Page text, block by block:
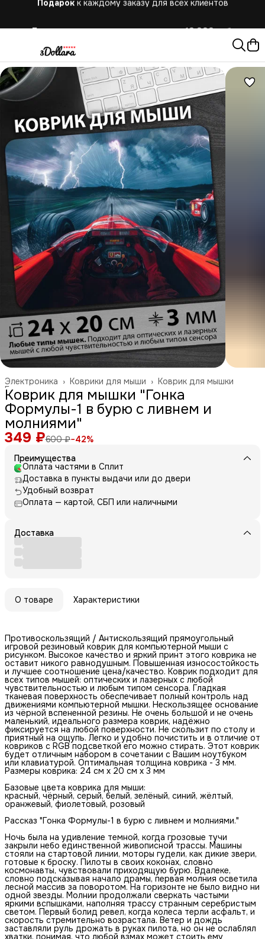
Коврик для мышки
Коврики для мыши ›
Электроника ›
Главная
Коврик для мышки "Гонка
Формулы-1 в бурю с ливнем и
молниями"
349 ₽600 ₽−42%
Преимущества
Оплата частями в Сплит
Доставка в пункты выдачи или до двери
Удобный возврат
Оплата — картой, СБП или наличными
Доставка
О товаре Характеристики
Противоскользящий / Антискользящий прямоугольный
игровой резиновый коврик для компьютерной мыши с
рисунком. Высокое качество и яркий принт этого коврика не
оставит никого равнодушным. Повышенная износостойкость
и лучшее соотношение цена/качество. Коврик подходит для
всех типов мышей: оптических и лазерных с любой
чувствительностью и любым типом сенсора. Гладкая
тканевая поверхность обеспечивает полный контроль над
движениями компьютерной мышки. Нескользящее основание
из чёрной вспененной резины. Не очень большой и не очень
маленький, идеального размера коврик, надёжно
фиксируется на любой поверхности. Не скользит по столу и
приятный на ощупь. Легко и удобно почистить и в отличие от
ковриков с RGB подсветкой его можно стирать. Этот коврик
будет отличным набором в сочетании с Вашим ноутбуком
или клавиатурой. Оптимальная толщина коврика - 3 мм.
Размеры коврика: 24 см x 20 см x 3 мм
Базовые цвета коврика для мыши:
красный, чёрный, серый, белый, зелёный, синий, жёлтый,
оранжевый, фиолетовый, розовый
Рассказ "Гонка Формулы-1 в бурю с ливнем и молниями."
Ночь была на удивление темной, когда грозовые тучи
закрыли небо единственной живописной трассы. Машины
стояли на стартовой линии, моторы гудели, как дикие звери,
готовые к броску. Пилоты в своих коконах, словно
космонавты, чувствовали приходящую бурю. Вдалеке,
словно подсказывая начало драмы, первая молния осветила
лесной массив за поворотом. На горизонте не было видно ни
одной звезды. Молнии продолжали сверкать частыми
яркими вспышками, наполняя трассу странным серебристым
светом. Первый болид ревел, когда колеса терли асфальт, и
скорость стремительно возрастала. Ветер и дождь
заставляли руль дрожать в руках пилота, но он не ослаблял
хватки, понимая, что любой взмах может стоить ему